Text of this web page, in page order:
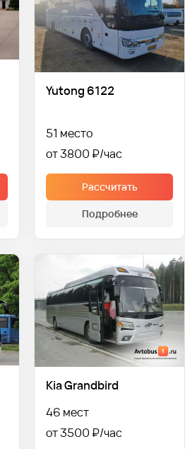
Yutong 6122
51 место
от 3800 ₽
Рассчитать
Подробнее
Kia Grandbird
46 мест
от 3500 ₽